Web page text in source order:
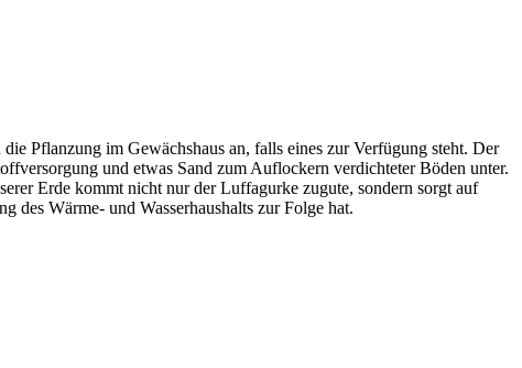
Pflanzung im Gewächshaus an, falls eines zur Verfügung steht. Der
und etwas Sand zum Auflockern verdichteter Böden unter.
Erde kommt nicht nur der Luffagurke zugute, sondern sorgt auf
des Wärme- und Wasserhaushalts zur Folge hat.